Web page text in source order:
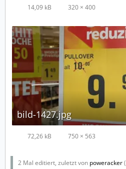
14,09 kB 320 × 400
bild-1427.jpg
72,26 kB 750 × 563
2 Mal editiert, zuletzt von poweracker(